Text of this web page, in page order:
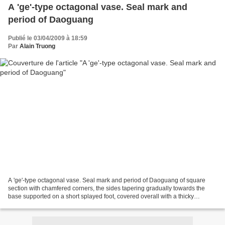
A 'ge'-type octagonal vase. Seal mark and
period of Daoguang
Publié le 03/04/2009 à 18:59
Par Alain Truong
A 'ge'-type octagonal vase. Seal mark and period of Daoguang of square
section with chamfered corners, the sides tapering gradually towards the
base supported on a short splayed foot, covered overall with a thicky